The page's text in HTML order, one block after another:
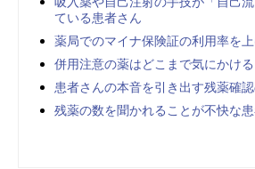
ている患者さん
薬局でのマイナ保険証の利用率を
併用注意の薬はどこまで気にかける
患者さんの本音を引き出す残薬確
残薬の数を聞かれることが不快な